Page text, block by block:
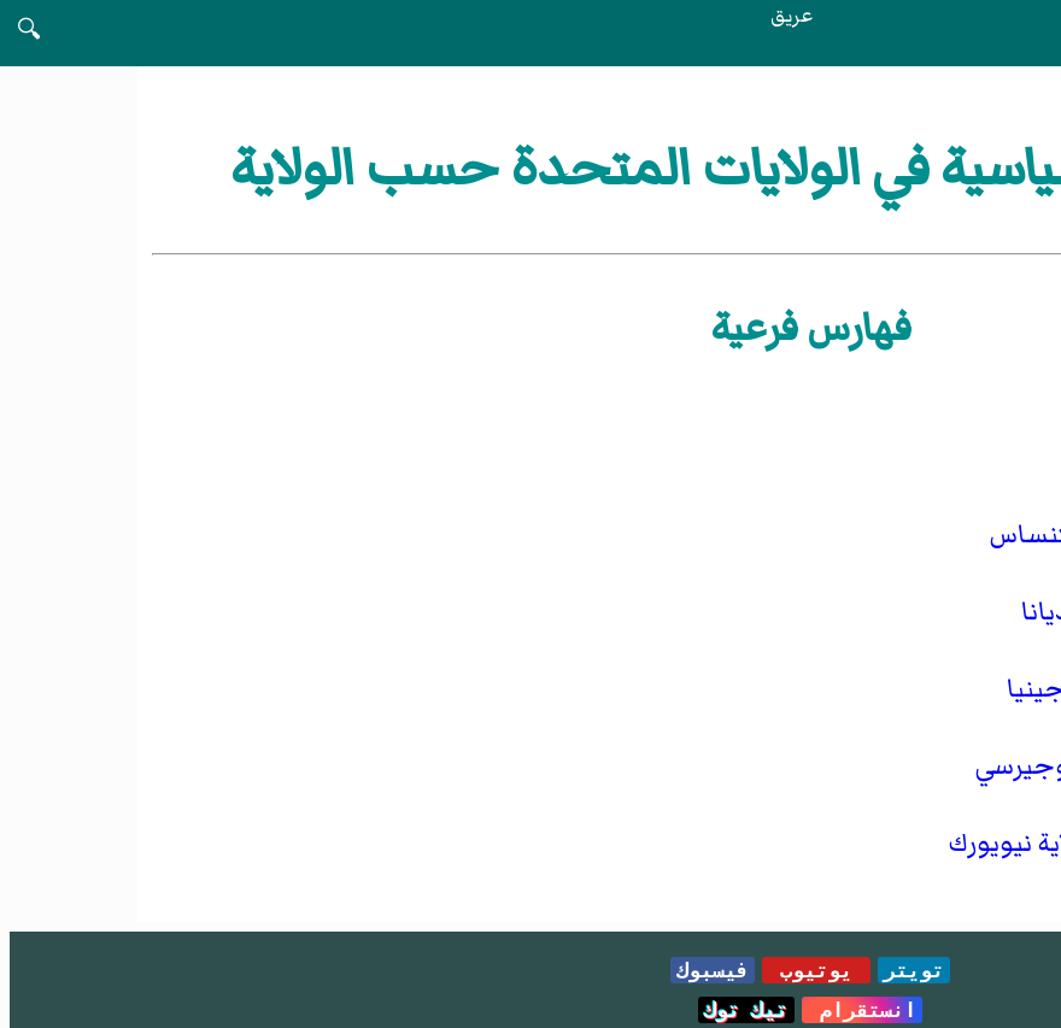
عريق
🔍
في الولايات المتحدة حسب الولاية
فهارس فرعية
نيويورك
تويتر يوتيوب
فيسبوك
انستقرام
تيك توك